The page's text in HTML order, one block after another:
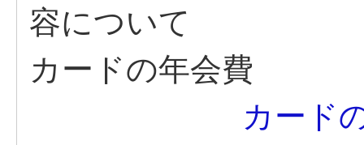
容について
カードの年会費
カード